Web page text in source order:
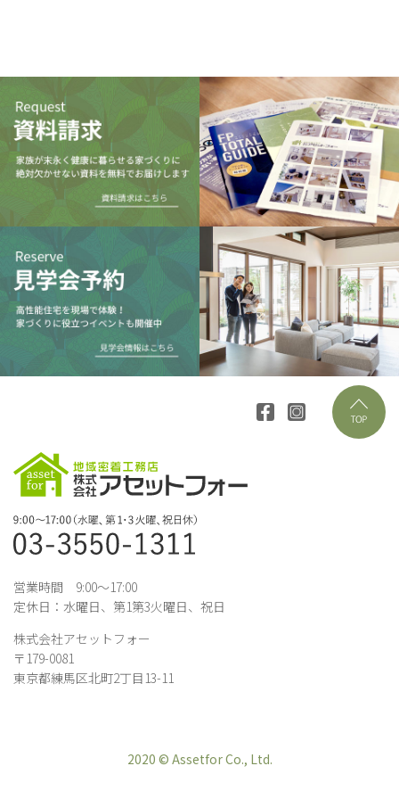
営業時間 9:00～17:00
定休日：水曜日、第1第3火曜日、祝日
株式会社アセットフォー
〒179-0081
東京都練馬区北町2丁目13-11
2020 © Assetfor Co., Ltd.